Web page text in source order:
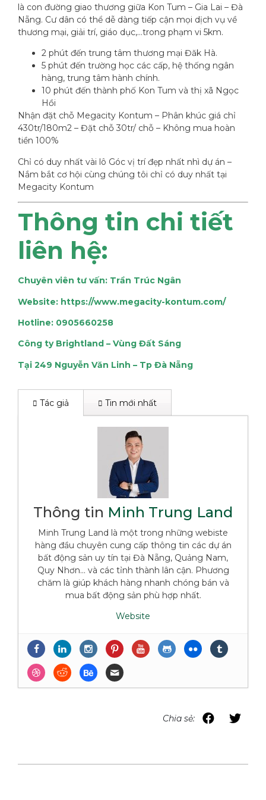
là con đường giao thương giữa Kon Tum – Gia Lai – Đà
Nẵng. Cư dân có thể dễ dàng tiếp cận mọi dịch vụ về
thương mại, giải trí, giáo dục,…trong phạm vi 5km.
2 phút đến trung tâm thương mại Đăk Hà.
5 phút đến trường học các cấp, hệ thống ngân
hàng, trung tâm hành chính.
10 phút đến thành phố Kon Tum và thị xã Ngọc
Hồi
Nhận đặt chỗ Megacity Kontum – Phân khúc giá chỉ
430tr/180m2 – Đặt chỗ 30tr/ chỗ – Không mua hoàn
tiền 100%
Chỉ có duy nhất vài lô Góc vị trí đẹp nhất nhì dự án –
Nắm bắt cơ hội cùng chúng tôi chỉ có duy nhất tại
Megacity Kontum
Thông tin chi tiết
liên hệ:
Chuyên viên tư vấn: Trần Trúc Ngân
Website: https://www.megacity-kontum.com/
Hotline: 0905660258
Công ty Brightland – Vùng Đất Sáng
Tại 249 Nguyễn Văn Linh – Tp Đà Nẵng
Tác giả Tin mới nhất
Thông tin Minh Trung Land
Minh Trung Land là một trong những webiste
hàng đầu chuyên cung cấp thông tin các dự án
bất động sản uy tín tại Đà Nẵng, Quảng Nam,
Quy Nhơn... và các tỉnh thành lân cận. Phương
chăm là giúp khách hàng nhanh chóng bán và
mua bất động sản phù hợp nhất.
Website
NHỮNG ĐIỀU CẦN BIẾT VỀ BẤT ĐỘNG
SẢN DÒNG TIỀN TẠI ĐÀ NẴNG
Năm, 2024
Top Biệt Thự Nghỉ Dưỡng Có Dòng Tiền
Top Những Tòa Căn Hộ Có Dòng Tiền Tốt
Những Lô Đất Nền Có Khả Năng Sinh Lợi
Chia sẻ: